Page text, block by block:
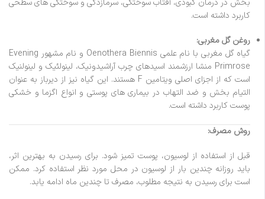
بخش در درمان کبودی، آفتاب سوختگی، سرمازدگی و سوختگی های سطحی
کاربرد داشته است.
روغن گل مغربی:
گیاه گل مغربی با نام علمی Oenothera Biennis و نام مشهور Evening
Primrose منشا ارزشمند اسیدهای چرب آراشیدونیک، لینولئیک و لینولنیک
است که از اجزای اصلی ویتامین F هستند. این گیاه نیز از دیرباز به عنوان
التیام بخش و ضد التهاب در بیماری های پوستی و انواع اگزما و خشکی
پوست کاربرد داشته است.
روش مصرف:
قبل از استفاده از لوسیون، پوست تمیز شود. برای رسیدن به بهترین اثر،
باید روزانه چندین بار از لوسیون در محل مورد نظر استفاده کرد. ممکن
است برای رسیدن به نتیجه مطلوب، مصرف تا چندین ماه ادامه یابد.